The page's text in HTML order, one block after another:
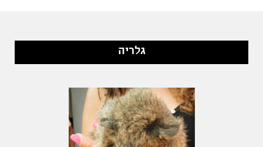
גלריה